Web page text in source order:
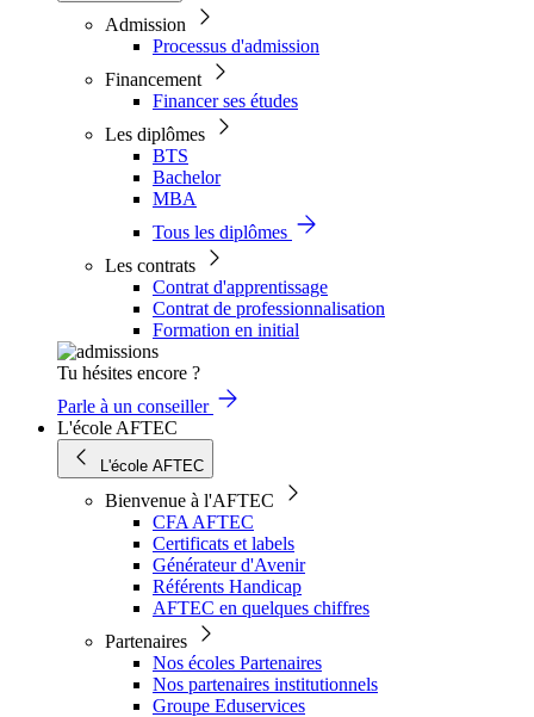
Admission
Processus d'admission
Financement
Financer ses études
Les diplômes
BTS
Bachelor
MBA
Tous les diplômes
Les contrats
Contrat d'apprentissage
Contrat de professionnalisation
Formation en initial
Tu hésites encore ?
Parle à un conseiller
L'école AFTEC
L'école AFTEC
Bienvenue à l'AFTEC
CFA AFTEC
Certificats et labels
Générateur d'Avenir
Référents Handicap
AFTEC en quelques chiffres
Partenaires
Nos écoles Partenaires
Nos partenaires institutionnels
Groupe Eduservices